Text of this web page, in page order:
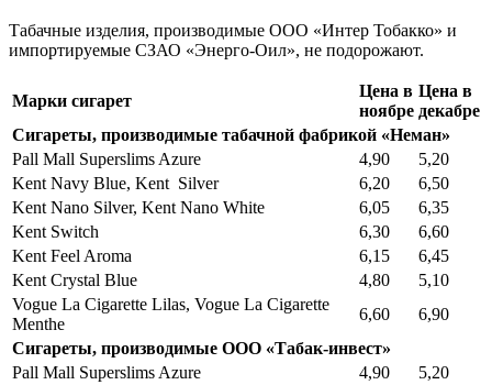
Табачные изделия, производимые ООО «Интер Тобакко» и
импортируемые СЗАО «Энерго-Оил», не подорожают.
Марки сигарет
Цена в
ноябре
Цена в
декабре
Сигареты, производимые табачной фабрикой «Неман»
Pall Mall Superslims Azure
4,90
5,20
Kent Navy Blue, Kent Silver
6,20
6,50
Kent Nano Silver, Kent Nano White
6,05
6,35
Kent Switch
6,30
6,60
Kent Feel Aroma
6,15
6,45
Kent Crystal Blue
4,80
5,10
Vogue La Cigarette Lilas, Vogue La Cigarette
Menthe
6,60
6,90
Сигареты, производимые ООО «Табак-инвест»
Pall Mall Superslims Azure
4,90
5,20